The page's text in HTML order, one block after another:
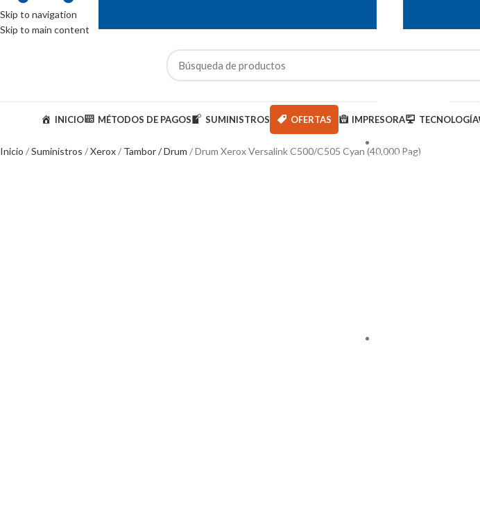
Skip to navigation
Skip to main content
950 000 793
INICIO MÉTODOS DE PAGOS SUMINISTROS OFERTAS IMPRESORA TECNOLOGÍA
Inicio Suministros Xerox Tambor / Drum Drum Xerox Versalink C500/C505 Cyan (40,000 Pag)